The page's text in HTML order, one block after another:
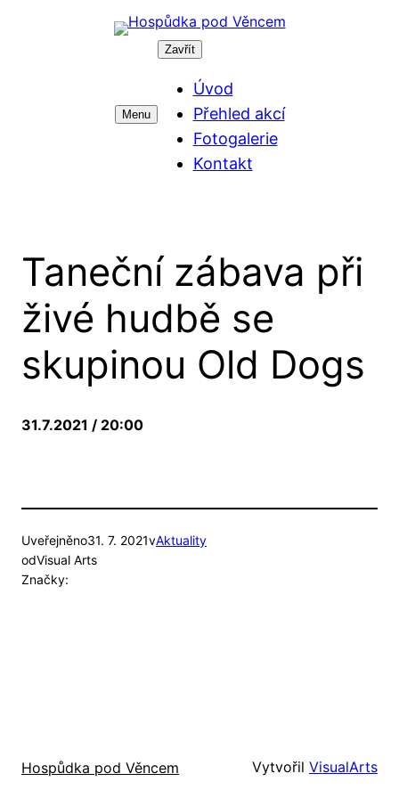
Menu
Zavřít
Úvod
Přehled akcí
Fotogalerie
Kontakt
Taneční zábava při
živé hudbě se
skupinou Old Dogs
31.7.2021 / 20:00
Uveřejněno31. 7. 2021vAktuality
odVisual Arts
Značky:
Hospůdka pod Věncem Vytvořil VisualArts